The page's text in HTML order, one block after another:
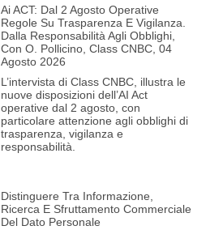
Ai ACT: Dal 2 Agosto Operative
Regole Su Trasparenza E Vigilanza.
Dalla Responsabilità Agli Obblighi,
Con O. Pollicino, Class CNBC, 04
Agosto 2026
L’intervista di Class CNBC, illustra le
nuove disposizioni dell’AI Act
operative dal 2 agosto, con
particolare attenzione agli obblighi di
trasparenza, vigilanza e
responsabilità.
Distinguere Tra Informazione,
Ricerca E Sfruttamento Commerciale
Del Dato Personale